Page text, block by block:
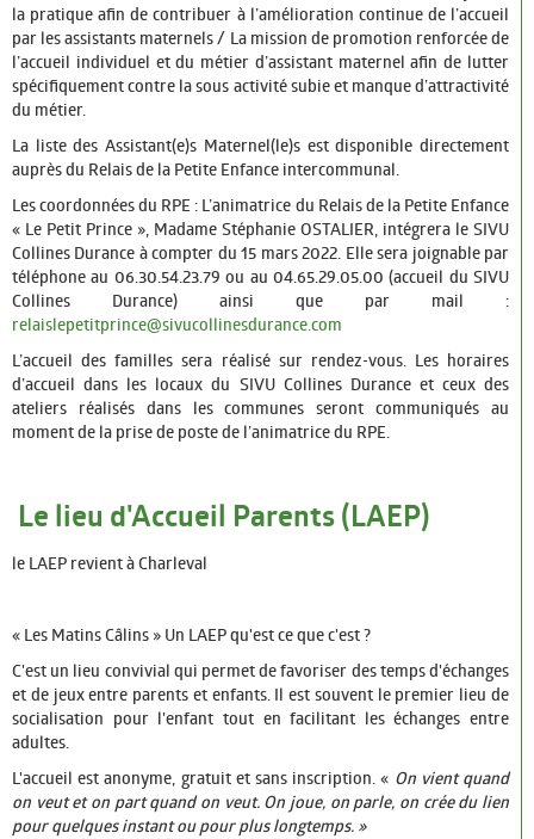
la pratique afin de contribuer à l’amélioration continue de l’accueil
par les assistants maternels / La mission de promotion renforcée de
l’accueil individuel et du métier d’assistant maternel afin de lutter
spécifiquement contre la sous activité subie et manque d’attractivité
du métier.
La liste des Assistant(e)s Maternel(le)s est disponible directement
auprès du Relais de la Petite Enfance intercommunal.
Les coordonnées du RPE : L’animatrice du Relais de la Petite Enfance
« Le Petit Prince », Madame Stéphanie OSTALIER, intégrera le SIVU
Collines Durance à compter du 15 mars 2022. Elle sera joignable par
téléphone au 06.30.54.23.79 ou au 04.65.29.05.00 (accueil du SIVU
Collines Durance) ainsi que par mail :
relaislepetitprince@sivucollinesdurance.com
L’accueil des familles sera réalisé sur rendez-vous. Les horaires
d’accueil dans les locaux du SIVU Collines Durance et ceux des
ateliers réalisés dans les communes seront communiqués au
moment de la prise de poste de l’animatrice du RPE.
Le lieu d'Accueil Parents (LAEP)
le LAEP revient à Charleval
« Les Matins Câlins » Un LAEP qu'est ce que c'est ?
C'est un lieu convivial qui permet de favoriser des temps d'échanges
et de jeux entre parents et enfants. Il est souvent le premier lieu de
socialisation pour l'enfant tout en facilitant les échanges entre
adultes.
L'accueil est anonyme, gratuit et sans inscription. « On vient quand
on veut et on part quand on veut. On joue, on parle, on crée du lien
pour quelques instant ou pour plus longtemps. »